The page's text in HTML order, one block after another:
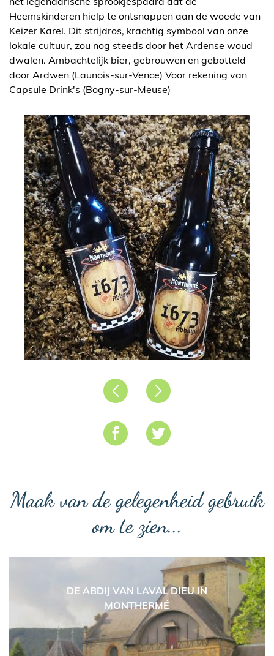
Heemskinderen hielp te ontsnappen aan de woede van
Keizer Karel. Dit strijdros, krachtig symbool van onze
lokale cultuur, zou nog steeds door het Ardense woud
dwalen. Ambachtelijk bier, gebrouwen en gebotteld
door Ardwen (Launois-sur-Vence) Voor rekening van
Capsule Drink's (Bogny-sur-Meuse)
PrécédentSuivant
Maak van de gelegenheid gebruik
om te zien...
DE ABDIJ VAN LAVAL DIEU IN
MONTHERMÉ